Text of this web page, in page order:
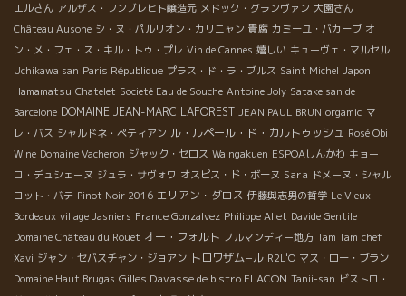
エルさん アルザス・フンブレヒト醸造元 メドック・グランヴァン 大園さん
Château Ausone シ・ヌ・パルリオン・カリニャン 貴腐 カミーユ・バカーブ オ
ン・メ・フェ・ス・キル・トゥ・プレ Vin de Cannes 嬉しい キューヴェ・マルセル
Uchikawa san Paris République プラス・ド・ラ・ブルス Saint Michel Japon
Hamamatsu Chatelet Societé Eau de Souche Antoine Joly Satake san de
Barcelone DOMAINE JEAN-MARC LAFOREST JEAN PAUL BRUN orgamic マ
レ・バス シャルドネ・ペティアン ル・ルペール・ド・カルトゥッシュ Rosé Obi
Wine Domaine Vacheron ジャック・セロス Waingakuen ESPOAしんかわ キョー
コ・デュシェーヌ ジュラ・サヴォワ オスピス・ド・ボーヌ Sara ドメーヌ・シャル
ロット・バテ Pinot Noir 2016 エリアン・ダロス 伊藤與志男の哲学 Le Vieux
Bordeaux village Jasniers France Gonzalvez Philippe Aliet Davide Gentile
Domaine Château du Rouet オー・フォルト ノルマンディー地方 Tam Tam chef
Xavi ジャン・セバスチャン・ジョアン トロワザム−ル R2L'O マス・ロー・ブラン
Domaine Haut Brugas Gilles Davasse de bistro FLACON Tanii-san ビストロ・